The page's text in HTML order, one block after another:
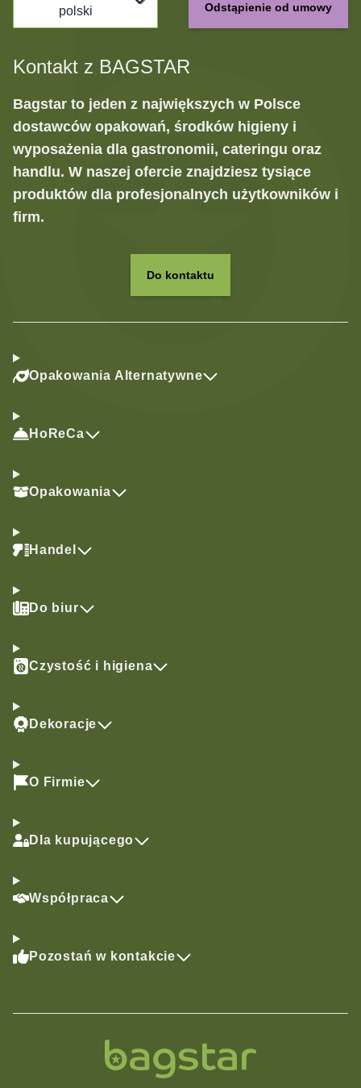
polski
Odstąpienie od umowy
Kontakt z BAGSTAR
Bagstar to jeden z największych w Polsce
dostawców opakowań, środków higieny i
wyposażenia dla gastronomii, cateringu oraz
handlu. W naszej ofercie znajdziesz tysiące
produktów dla profesjonalnych użytkowników i
firm.
Do kontaktu
Opakowania Alternatywne
HoReCa
Opakowania
Handel
Do biur
Czystość i higiena
Dekoracje
O Firmie
Dla kupującego
Współpraca
Pozostań w kontakcie